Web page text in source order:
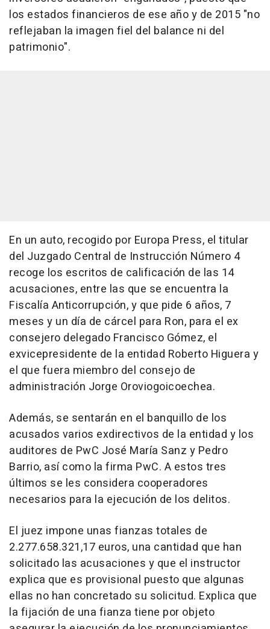
los estados financieros de ese año y de 2015 "no
reflejaban la imagen fiel del balance ni del
patrimonio".
En un auto, recogido por Europa Press, el titular
del Juzgado Central de Instrucción Número 4
recoge los escritos de calificación de las 14
acusaciones, entre las que se encuentra la
Fiscalía Anticorrupción, y que pide 6 años, 7
meses y un día de cárcel para Ron, para el ex
consejero delegado Francisco Gómez, el
exvicepresidente de la entidad Roberto Higuera y
el que fuera miembro del consejo de
administración Jorge Oroviogoicoechea.
Además, se sentarán en el banquillo de los
acusados varios exdirectivos de la entidad y los
auditores de PwC José María Sanz y Pedro
Barrio, así como la firma PwC. A estos tres
últimos se les considera cooperadores
necesarios para la ejecución de los delitos.
El juez impone unas fianzas totales de
2.277.658.321,17 euros, una cantidad que han
solicitado las acusaciones y que el instructor
explica que es provisional puesto que algunas
ellas no han concretado su solicitud. Explica que
la fijación de una fianza tiene por objeto